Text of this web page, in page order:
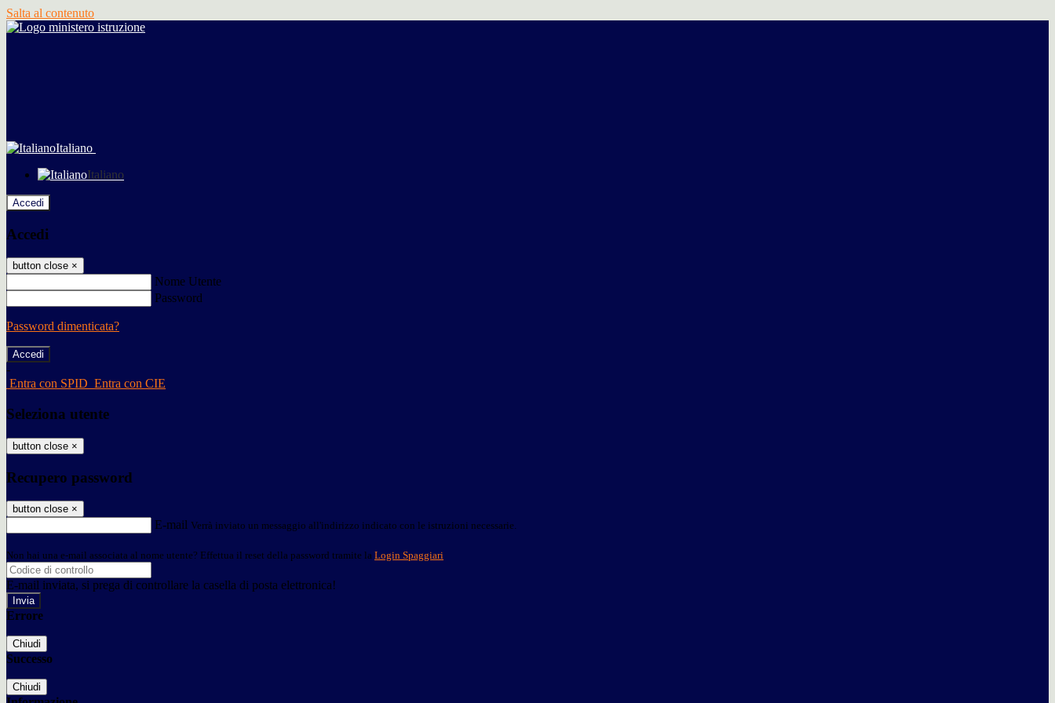
Salta al contenuto
Italiano
Italiano
Accedi
Accedi
button close ×
Nome Utente
Password
Password dimenticata?
-
Entra con SPID Entra con CIE
Seleziona utente
button close ×
Recupero password
button close ×
E-mail Verrà inviato un messaggio all'indirizzo indicato con le istruzioni necessarie.
Non hai una e-mail associata al nome utente? Effettua il reset della password tramite la Login Spaggiari
E-mail inviata, si prega di controllare la casella di posta elettronica!
Errore
Chiudi
Successo
Chiudi